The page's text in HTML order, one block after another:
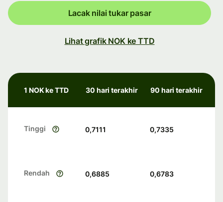
Lacak nilai tukar pasar
Lihat grafik NOK ke TTD
1 NOK ke TTD 30 hari terakhir 90 hari terakhir
Tinggi 0,7111 0,7335
Rendah 0,6885 0,6783